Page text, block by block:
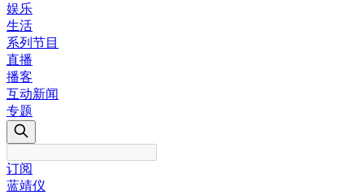
娱乐
生活
系列节目
直播
播客
互动新闻
专题
订阅
蓝靖仪